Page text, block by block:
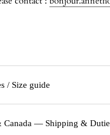
/ Size guide
Canada — Shipping &